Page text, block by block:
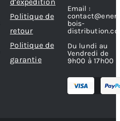
Politique de
retour
Politique de
garantie
Email :
bois-
Du lundi au
Vendredi de
9h00 à 17h00